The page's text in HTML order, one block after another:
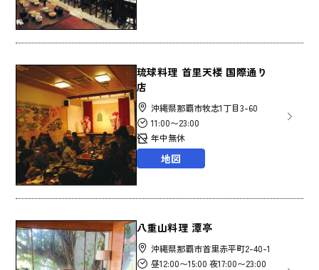
琉球料理 首里天楼 国際通り
店
沖縄県那覇市牧志1丁目3-60
11:00〜23:00
年中無休
地図
八重山料理 潭亭
沖縄県那覇市首里赤平町2-40-1
昼12:00〜15:00 夜17:00〜23:00